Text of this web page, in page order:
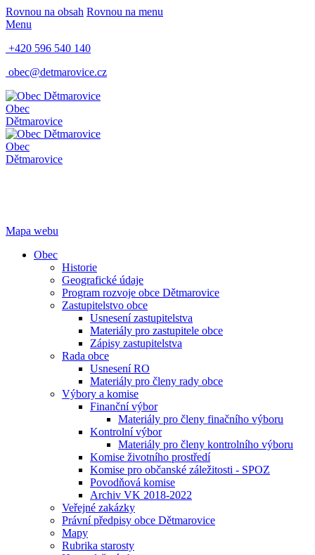
Rovnou na obsah Rovnou na menu
Menu
+420 596 540 140
obec@detmarovice.cz
Obec
Dětmarovice
Obec
Dětmarovice
Mapa webu
Obec
Historie
Geografické údaje
Program rozvoje obce Dětmarovice
Zastupitelstvo obce
Usnesení zastupitelstva
Materiály pro zastupitele obce
Zápisy zastupitelstva
Rada obce
Usnesení RO
Materiály pro členy rady obce
Výbory a komise
Finanční výbor
Materiály pro členy finačního výboru
Kontrolní výbor
Materiály pro členy kontrolního výboru
Komise životního prostředí
Komise pro občanské záležitosti - SPOZ
Povodňová komise
Archiv VK 2018-2022
Veřejné zakázky
Právní předpisy obce Dětmarovice
Mapy
Rubrika starosty